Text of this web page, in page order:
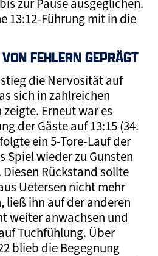
zur Pause ausgeglichen.
13:12-Führung mit in die
FEHLERN GEPRÄGT
die Nervosität auf
sich in zahlreichen
Erneut war es
der Gäste auf 13:15 (34.
ein 5-Tore-Lauf der
Spiel wieder zu Gunsten
Rückstand sollte
Uetersen nicht mehr
ließ ihn auf der anderen
weiter anwachsen und
Tuchfühlung. Über
blieb die Begegnung